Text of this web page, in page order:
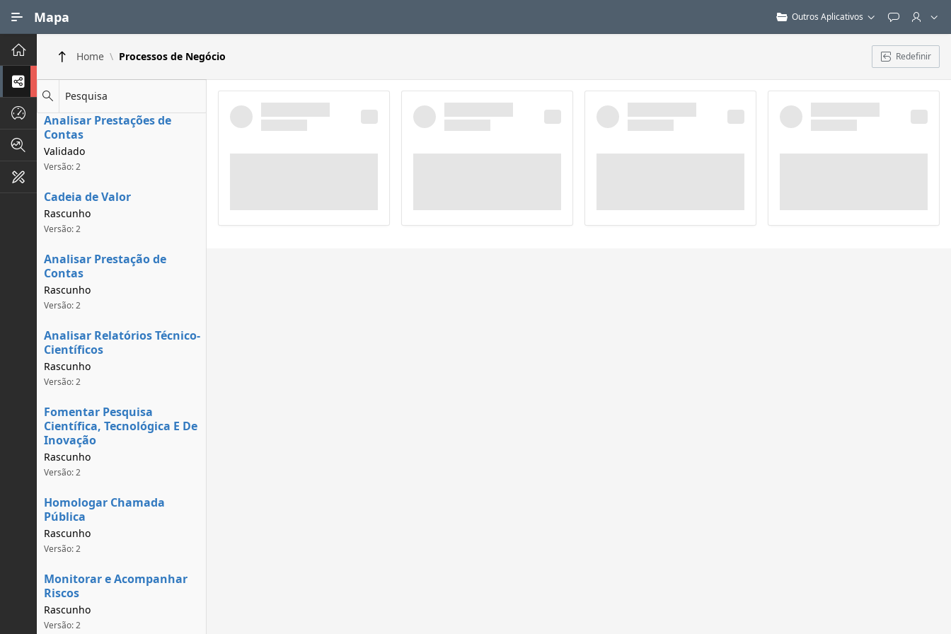
Mapa Outros Aplicativos Feedback
Processos de Negócios
Dados INPI
Home Processos de Negócio Redefinir
Pesquisa
Analisar Prestações de
Contas
Validado
Versão: 2
Cadeia de Valor
Rascunho
Versão: 2
Analisar Prestação de
Contas
Rascunho
Versão: 2
Analisar Relatórios Técnico-
Científicos
Rascunho
Versão: 2
Fomentar Pesquisa
Científica, Tecnológica E De
Inovação
Rascunho
Versão: 2
Homologar Chamada
Pública
Rascunho
Versão: 2
Monitorar e Acompanhar
Riscos
Rascunho
Versão: 2